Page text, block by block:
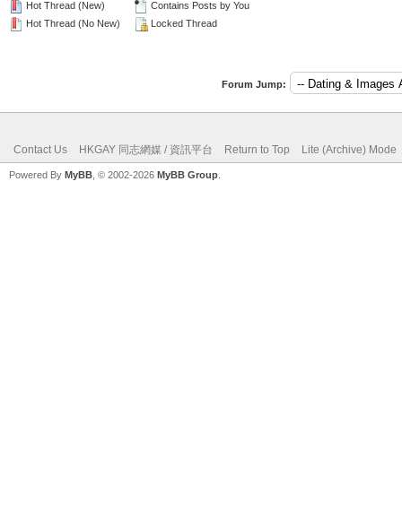
Hot Thread (New)
Hot Thread (No New)
Contains Posts by You
Locked Thread
Forum Jump:
Contact Us HKGAY 同志網媒 / 資訊平台 Return to Top Lite (Archive) Mode
Powered By MyBB , © 2002-2026 MyBB Group